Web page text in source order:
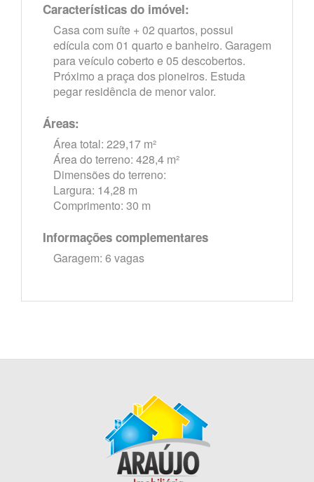
Características do imóvel:
Casa com suíte + 02 quartos, possui
edícula com 01 quarto e banheiro. Garagem
para veículo coberto e 05 descobertos.
Próximo a praça dos pioneiros. Estuda
pegar residência de menor valor.
Áreas:
Área total: 229,17 m²
Área do terreno: 428,4 m²
Dimensões do terreno:
Largura: 14,28 m
Comprimento: 30 m
Informações complementares
Garagem: 6 vagas